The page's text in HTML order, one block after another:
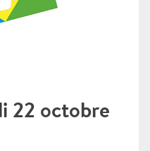
22 octobre